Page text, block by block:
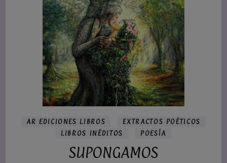
AR EDICIONES LIBROS
EXTRACTOS POÉTICOS
LIBROS INÉDITOS
POESÍA
SUPONGAMOS